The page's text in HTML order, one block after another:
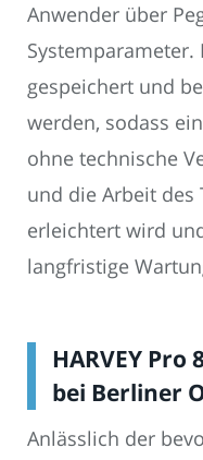
Anwender über
gespeichert und
werden, sodass
ohne technische
und die Arbeit des
erleichtert wird
langfristige
HARVEY Pro
bei Berliner
Anlässlich der